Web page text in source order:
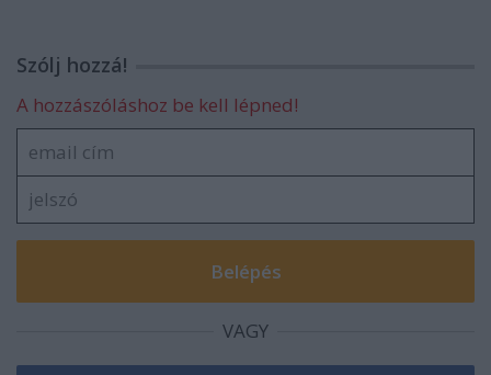
Szólj hozzá!
A hozzászóláshoz be kell lépned!
VAGY